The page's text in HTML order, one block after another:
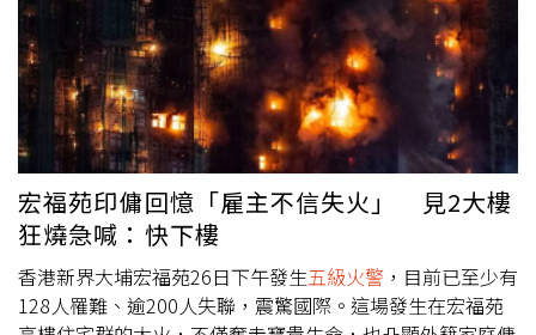
會上哽咽表示，宏昌閣發現8具遺體，其中5具為新增，但部
分已燒成灰燼；宏新閣則未發現遺體。據香港消防處12月1
日最新數據，截至今日16時火災死亡人數上升至151人，另
有30餘人失聯。警消接獲通報，失蹤工人方面，包括搭棚、
地盤及裝修人員共4人，其中2人已確認死亡，一人住院，一
人仍失聯。香港警方對前線救援人員及災難鑑識組
（DVIU）表達高度感謝，並表示會全力與死者家屬共度艱
難時刻。然而，香港勞工處晚間透露，初步調查至今有3男2
女工程承建商工人在火警中遇難，對此勞工處十分難過，也
向罹難者家屬致以深切慰問，另外祈禱受傷的工人早日康
復。目前勞工處以連同其他部門，進行聯合調查。此次火災
宏福苑印傭回憶「雇主不信失火」 見2大樓
狂燒急喊：快下樓
香港新界大埔宏福苑26日下午發生五級火警 ，目前已至少有
128人罹難、逾200人失聯，震驚國際。這場發生在宏福苑